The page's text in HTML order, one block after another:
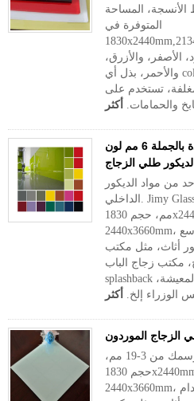
8 مم الحظ الأنسجة، المساحة
المتوفرة في
1830x2440mm,2134x3300mm,2134x3660mm,2440x3660mm,etc.color
الأصفر، والأزرق،
والأحمر، بذل أي colors.can pantone كما طلي
تستخدم على
والحمامات. أكثر
الصين مصنع ذات نوعية جيدة بالجملة 6 مم لون
الديكور طلي الزجاج
من مواد الديكور
الداخلي. Jimy Glass شركة الإمداد بسمك من 3-19
مم، حجم 1830x2440mm، 2134x3300mm،
2440x3660mm، إلخ، استخدامها على نطاق واسع
أثاث، مثل مكتب
مكتب زجاج الباب،
splashback زجاج المطبخ، وجدار غرفة المعيشة،
الوزراء إلخ. أكثر
أننا ننتج لون الزجاج طلي، وسمك من 3-19 مم،
حجم 1830x2440mm، 2134x3300mm،
2440x3660mm، إلخ، على نطاق واسع استخدام